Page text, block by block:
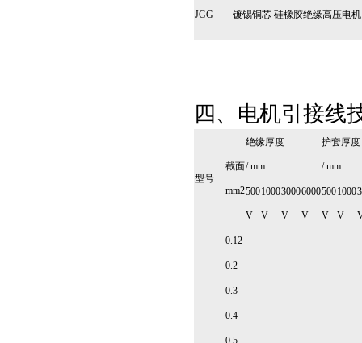
JGG 镀锡铜芯 硅橡胶绝缘高压电
四、电机引接线
型号
截面
mm2
绝缘厚度
/ mm
护套厚度
/ mm
500
V
1000
V
3000
V
6000
V
500
V
1000
V
0.12
0.2
0.3
0.4
0.5